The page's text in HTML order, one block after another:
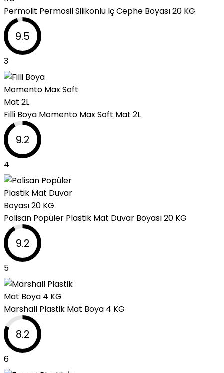
Permolit Permosil Silikonlu Iç Cephe Boyası 20 KG
9.5
3
Filli Boya Momento Max Soft Mat 2L
9.2
4
Polisan Popüler Plastik Mat Duvar Boyası 20 KG
9.2
5
Marshall Plastik Mat Boya 4 KG
8.2
6